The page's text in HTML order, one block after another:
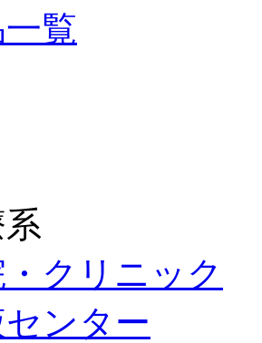
覧
クリニック
センター